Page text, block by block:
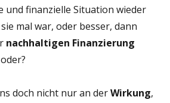
und finanzielle Situation wieder
mal war, oder besser, dann
nachhaltigen Finanzierung
doch nicht nur an derWirkung,